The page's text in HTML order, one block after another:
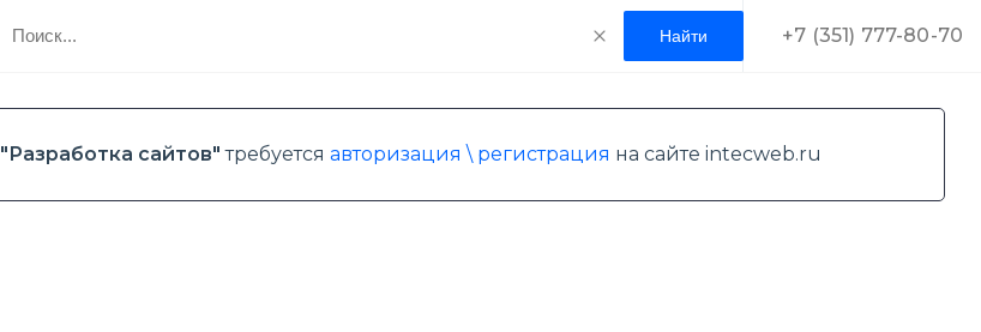
+7 (351) 777-80-70
"Разработка сайтов" требуется авторизация \ регистрация на сайте intecweb.ru